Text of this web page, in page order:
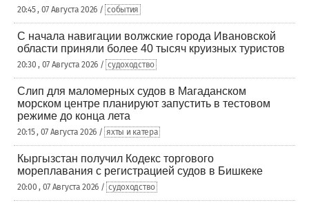
20:45 , 07 Августа 2026 / события
С начала навигации волжские города Ивановской
области приняли более 40 тысяч круизных туристов
20:30 , 07 Августа 2026 / судоходство
Слип для маломерных судов в Магаданском
морском центре планируют запустить в тестовом
режиме до конца лета
20:15 , 07 Августа 2026 / яхты и катера
Кыргызстан получил Кодекс торгового
мореплавания с регистрацией судов в Бишкеке
20:00 , 07 Августа 2026 / судоходство